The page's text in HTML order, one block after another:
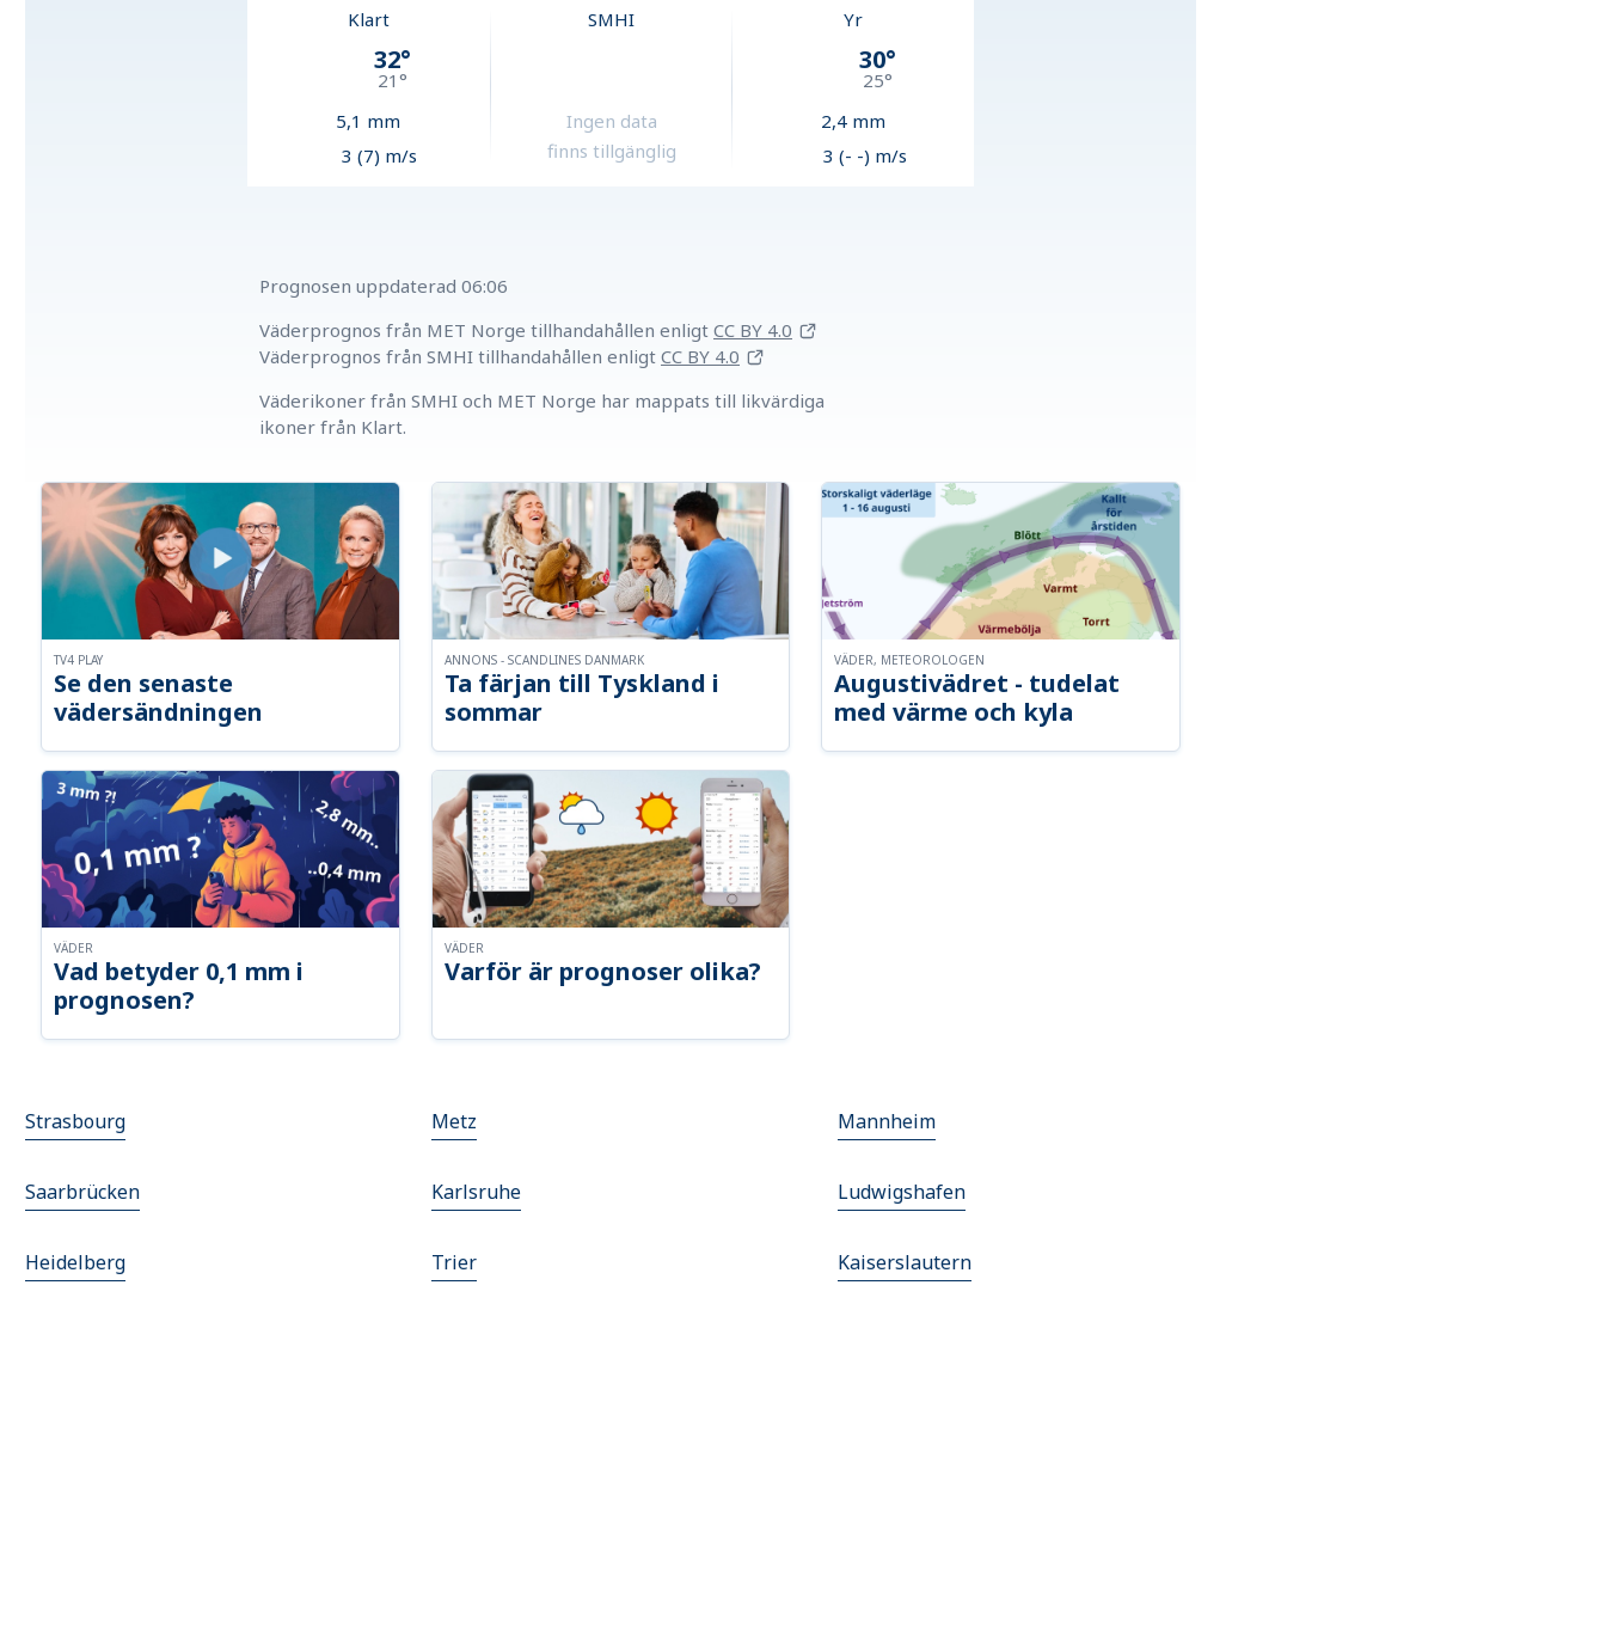
Klart
32°
21 °
5,1 mm
3 (7) m/s
SMHI
Ingen data
finns tillgänglig
Yr
30°
25°
2,4 mm
3 (- -) m/s
Prognosen uppdaterad 06:06
Väderprognos från MET Norge tillhandahållen enligt CC BY 4.0
Väderprognos från SMHI tillhandahållen enligt CC BY 4.0
Väderikoner från SMHI och MET Norge har mappats till likvärdiga
ikoner från Klart.
Se den senaste
vädersändningen
TV4 PLAY
Ta färjan till Tyskland i
sommar
ANNONS - SCANDLINES DANMARK
Augustivädret - tudelat
med värme och kyla
VÄDER, METEOROLOGEN
Vad betyder 0,1 mm i
prognosen?
VÄDER
Varför är prognoser olika?
VÄDER
Strasbourg Metz Mannheim
Saarbrücken Karlsruhe Ludwigshafen
Heidelberg Trier Kaiserslautern